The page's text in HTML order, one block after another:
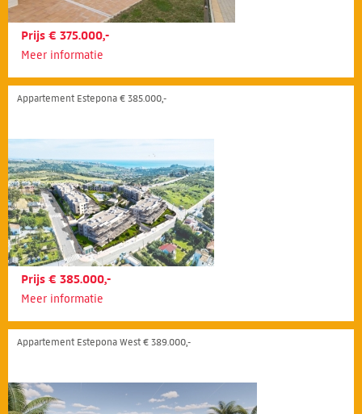
Prijs € 375.000,-
Meer informatie
Appartement Estepona € 385.000,-
Prijs € 385.000,-
Meer informatie
Appartement Estepona West € 389.000,-